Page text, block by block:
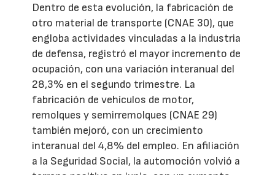
Dentro de esta evolución, la fabricación de
otro material de transporte (CNAE 30), que
engloba actividades vinculadas a la industria
de defensa, registró el mayor incremento de
ocupación, con una variación interanual del
28,3% en el segundo trimestre. La
fabricación de vehículos de motor,
remolques y semirremolques (CNAE 29)
también mejoró, con un crecimiento
interanual del 4,8% del empleo. En afiliación
a la Seguridad Social, la automoción volvió a